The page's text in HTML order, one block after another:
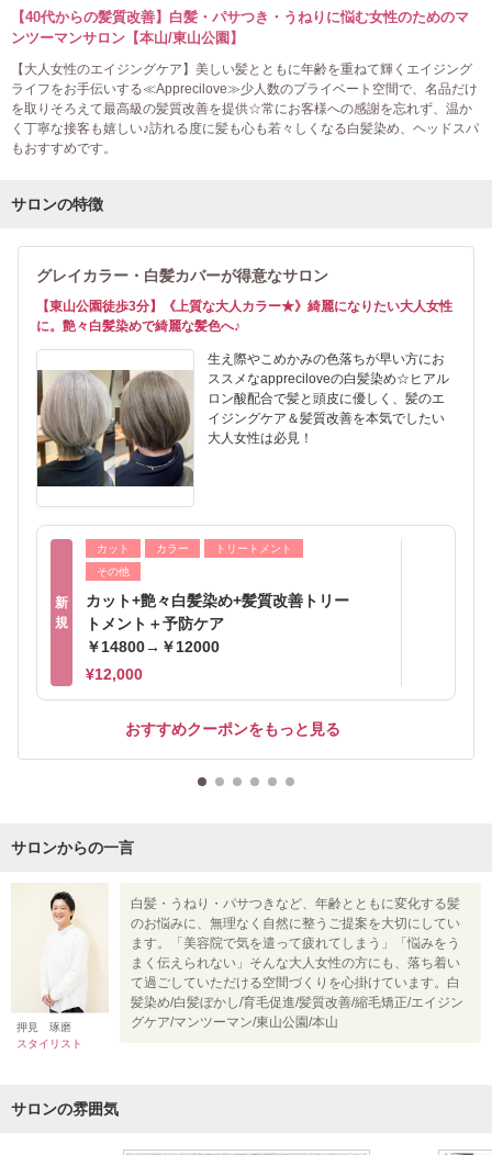
【40代からの髪質改善】白髪・パサつき・うねりに悩む女性のためのマ
ンツーマンサロン【本山/東山公園】
【大人女性のエイジングケア】美しい髪とともに年齢を重ねて輝くエイジング
ライフをお手伝いする≪Apprecilove≫少人数のプライベート空間で、名品だけ
を取りそろえて最高級の髪質改善を提供☆常にお客様への感謝を忘れず、温か
く丁寧な接客も嬉しい♪訪れる度に髪も心も若々しくなる白髪染め、ヘッドスパ
もおすすめです。
サロンの特徴
グレイカラー・白髪カバーが得意なサロン
【東山公園徒歩3分】《上質な大人カラー★》綺麗になりたい大人女性
に。艶々白髪染めで綺麗な髪色へ♪
生え際やこめかみの色落ちが早い方にお
ススメなappreciloveの白髪染め☆ヒアル
ロン酸配合で髪と頭皮に優しく、髪のエ
イジングケア＆髪質改善を本気でしたい
大人女性は必見！
新
規
カット カラー
トリートメント
その他
カット+艶々白髪染め+髪質改善トリー
トメント＋予防ケア
￥14800→￥12000
¥12,000
おすすめクーポンをもっと見る
サロンからの一言
押見 琢磨
スタイリスト
白髪・うねり・パサつきなど、年齢とともに変化する髪
のお悩みに、無理なく自然に整うご提案を大切にしてい
ます。「美容院で気を遣って疲れてしまう」「悩みをう
まく伝えられない」そんな大人女性の方にも、落ち着い
て過ごしていただける空間づくりを心掛けています。白
髪染め/白髪ぼかし/育毛促進/髪質改善/縮毛矯正/エイジン
グケア/マンツーマン/東山公園/本山
サロンの雰囲気